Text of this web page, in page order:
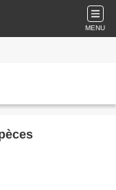
MENU